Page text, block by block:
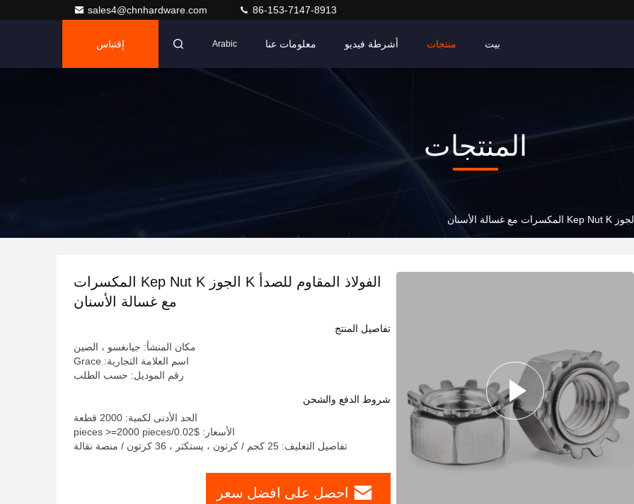
sales4@chnhardware.com 86-153-7147-8913
بيت منتجات أشرطة فيديو معلومات عنا Arabic إقتباس
المنتجات
الفولاذ المقاوم للصدأ K الجوز Kep Nut K المكسرات
مع غسالة الأسنان
تفاصيل المنتج
مكان المنشأ: جيانغسو ، الصين
اسم العلامة التجارية: Grace
رقم الموديل: حسب الطلب
شروط الدفع والشحن
الحد الأدنى لكمية: 2000 قطعة
الأسعار: $0.02/pieces >=2000 pieces
تفاصيل التغليف: 25 كجم / كرتون ، يستكثر ، 36 كرتون / منصة نقالة
احصل على افضل سعر